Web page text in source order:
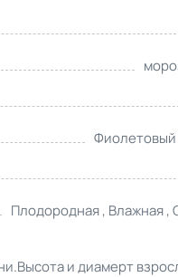
Плодородная , Влажная ,
и диамерт